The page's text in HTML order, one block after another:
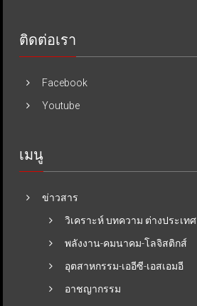
ติดต่อเรา
Facebook
Youtube
เมนู
ข่าวสาร
วิเคราะห์ บทความ ต่างประเทศ
พลังงาน-คมนาคม-โลจิสติกส์
อุตสาหกรรม-เออีซี-เอสเอมอี
อาชญากรรม